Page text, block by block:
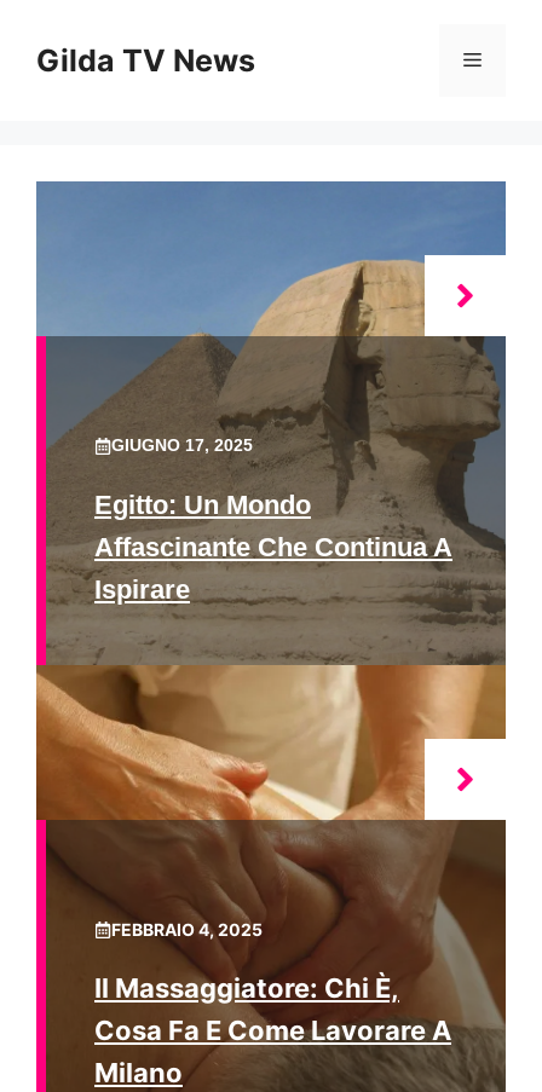
contenuto
Gilda TV News Menu
GIUGNO 17, 2025
Egitto: Un Mondo
Affascinante Che Continua A
Ispirare
FEBBRAIO 4, 2025
Il Massaggiatore: Chi È,
Cosa Fa E Come Lavorare A
Milano